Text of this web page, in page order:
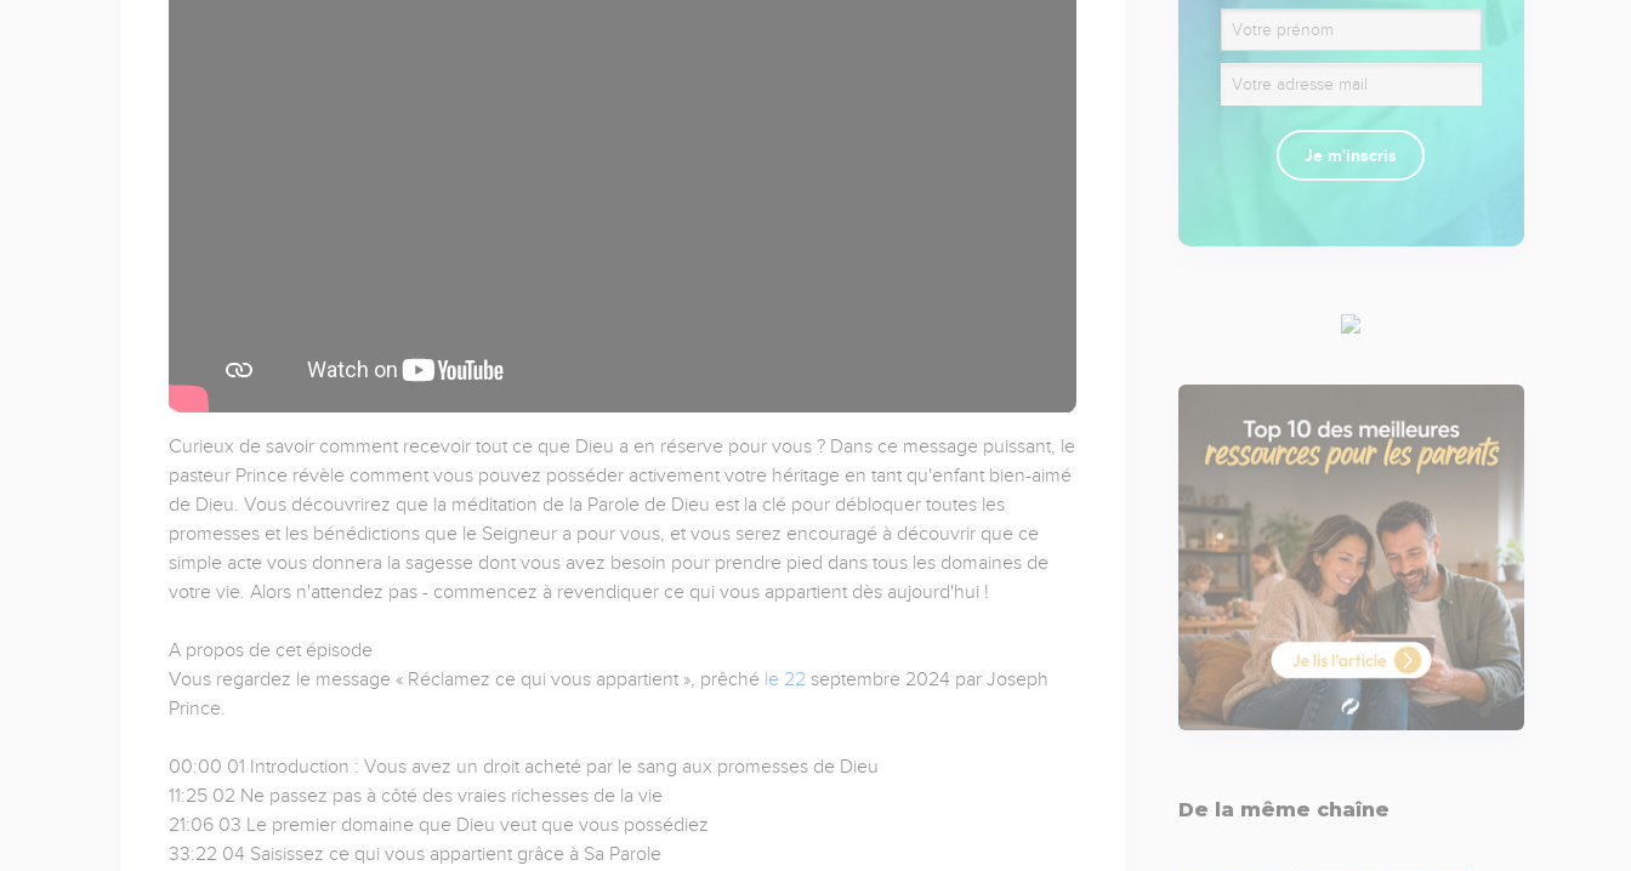
Curieux de savoir comment recevoir tout ce que Dieu a en réserve pour vous ? Dans ce message puissant, le
pasteur Prince révèle comment vous pouvez posséder activement votre héritage en tant qu'enfant bien-aimé
de Dieu. Vous découvrirez que la méditation de la Parole de Dieu est la clé pour débloquer toutes les
promesses et les bénédictions que le Seigneur a pour vous, et vous serez encouragé à découvrir que ce
simple acte vous donnera la sagesse dont vous avez besoin pour prendre pied dans tous les domaines de
votre vie. Alors n'attendez pas - commencez à revendiquer ce qui vous appartient dès aujourd'hui !
A propos de cet épisode
Vous regardez le message « Réclamez ce qui vous appartient », prêché le 22 septembre 2024 par Joseph
Prince.
00:00 01 Introduction : Vous avez un droit acheté par le sang aux promesses de Dieu
11:25 02 Ne passez pas à côté des vraies richesses de la vie
21:06 03 Le premier domaine que Dieu veut que vous possédiez
33:22 04 Saisissez ce qui vous appartient grâce à Sa Parole
Je m'inscris
De la même chaîne